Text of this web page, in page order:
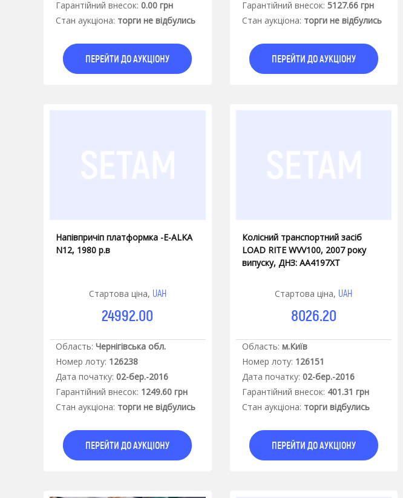
Гарантiйний внесок: 0.00 грн
Стан аукцiона: торги не відбулись
ПЕРЕЙТИ ДО АУКЦІОНУ
Гарантiйний внесок: 5127.66 грн
Стан аукцiона: торги не відбулись
ПЕРЕЙТИ ДО АУКЦІОНУ
Напівпричіп платформка -Е-АLKA
N12, 1980 р.в
Стартова ціна, UAH
24992.00
Область: Чернігівська обл.
Номер лоту: 126238
Дата початку: 02-бер.-2016
Гарантiйний внесок: 1249.60 грн
Стан аукцiона: торги не відбулись
ПЕРЕЙТИ ДО АУКЦІОНУ
Колісний транспортний засіб
LOAD RITE WVV100, 2007 року
випуску, ДНЗ: АА4197ХТ
Стартова ціна, UAH
8026.20
Область: м.Київ
Номер лоту: 126151
Дата початку: 02-бер.-2016
Гарантiйний внесок: 401.31 грн
Стан аукцiона: торги відбулись
ПЕРЕЙТИ ДО АУКЦІОНУ